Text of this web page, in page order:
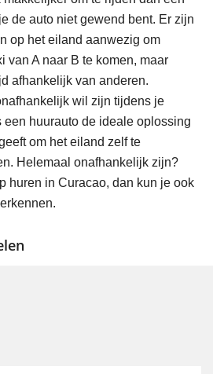
de auto niet gewend bent. Er zijn
op het eiland aanwezig om
van A naar B te komen, maar
afhankelijk van anderen.
wil zijn tijdens je
een huurauto de ideale oplossing
om het eiland zelf te
Helemaal onafhankelijk zijn?
huren in Curacao, dan kun je ook